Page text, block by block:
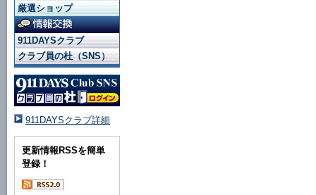
厳選ショップ
911DAYSクラブ
クラブ員の杜（SNS）
911DAYSクラブ詳細
更新情報RSSを簡単
登録！